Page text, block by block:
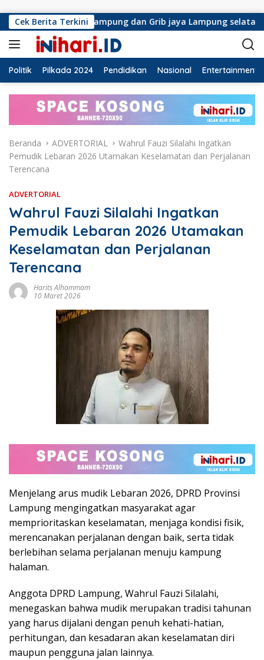
Cek Berita Terkini
dan Grib jaya Lampung selatan mengapresiasi dan
Politik Pilkada 2024 Pendidikan Nasional Entertainment
Beranda ADVERTORIAL
Wahrul Fauzi Silalahi Ingatkan
Pemudik Lebaran 2026 Utamakan Keselamatan dan Perjalanan
Terencana
ADVERTORIAL
Wahrul Fauzi Silalahi Ingatkan
Pemudik Lebaran 2026 Utamakan
Keselamatan dan Perjalanan
Terencana
Harits Alhammam
10 Maret 2026
Menjelang arus mudik Lebaran 2026, DPRD Provinsi
Lampung mengingatkan masyarakat agar
memprioritaskan keselamatan, menjaga kondisi fisik,
merencanakan perjalanan dengan baik, serta tidak
berlebihan selama perjalanan menuju kampung
halaman.
Anggota DPRD Lampung, Wahrul Fauzi Silalahi,
menegaskan bahwa mudik merupakan tradisi tahunan
yang harus dijalani dengan penuh kehati-hatian,
perhitungan, dan kesadaran akan keselamatan diri
maupun pengguna jalan lainnya.